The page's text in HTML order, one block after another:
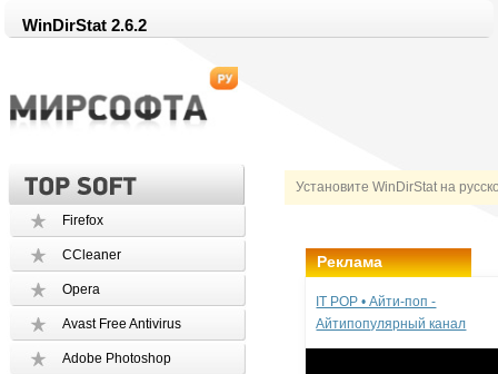
WinDirStat 2.6.2
Установите WinDirStat на
Firefox
CCleaner
Opera
Avast Free Antivirus
Adobe Photoshop
Реклама
IT POP • Айти-поп -
Айтипопулярный канал